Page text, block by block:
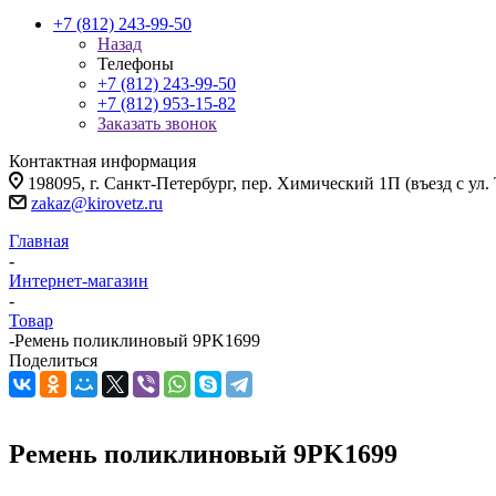
+7 (812) 243-99-50
Назад
Телефоны
+7 (812) 243-99-50
+7 (812) 953-15-82
Заказать звонок
Контактная информация
198095, г. Санкт-Петербург, пер. Химический 1П (въезд с
zakaz@kirovetz.ru
Главная
-
Интернет-магазин
-
Товар
-Ремень поликлиновый 9PK1699
Поделиться
Ремень поликлиновый 9PK1699